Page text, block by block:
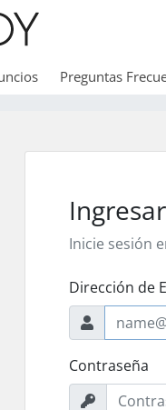
Preguntas
Ingresar
Inicie sesión
Dirección de
Contraseña